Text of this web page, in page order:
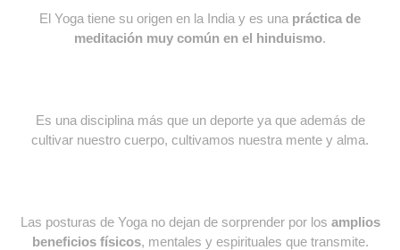
El Yoga tiene su origen en la India y es una práctica de
meditación muy común en el hinduismo.
Es una disciplina más que un deporte ya que además de
cultivar nuestro cuerpo, cultivamos nuestra mente y alma.
Las posturas de Yoga no dejan de sorprender por los amplios
beneficios físicos, mentales y espirituales que transmite.